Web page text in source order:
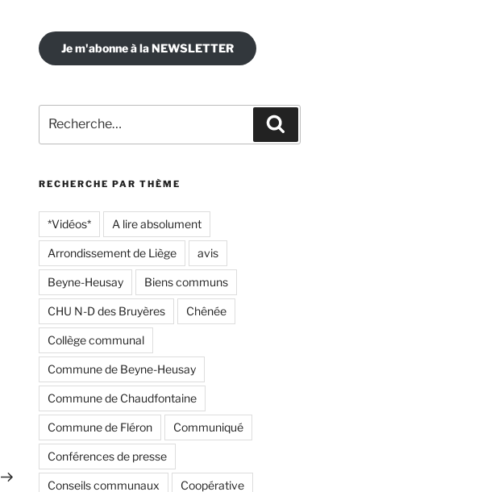
suivant
Je m'abonne à la NEWSLETTER
pour
:
RECHERCHE PAR THÈME
*Vidéos* A lire absolument
Arrondissement de Liège avis
Beyne-Heusay Biens communs
CHU N-D des Bruyères Chênée
Collège communal
Commune de Beyne-Heusay
Commune de Chaudfontaine
Commune de Fléron Communiqué
Conférences de presse
Conseils communaux Coopérative